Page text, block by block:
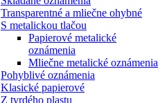
Transparentné a mliečne ohybné
S metalickou tlačou
Papierové metalické
oznámenia
Mliečne metalické oznámenia
Pohyblivé oznámenia
Klasické papierové
Z tvrdého plastu